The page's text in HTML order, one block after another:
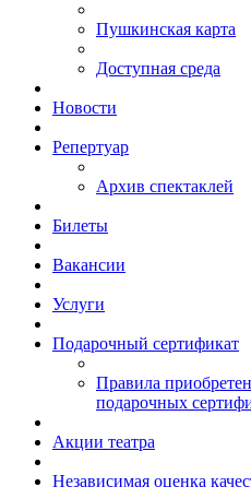
Пушкинская карта
Доступная среда
Новости
Репертуар
Архив спектаклей
Билеты
Вакансии
Услуги
Подарочный сертификат
Правила
подарочных
Акции театра
Независимая оценка